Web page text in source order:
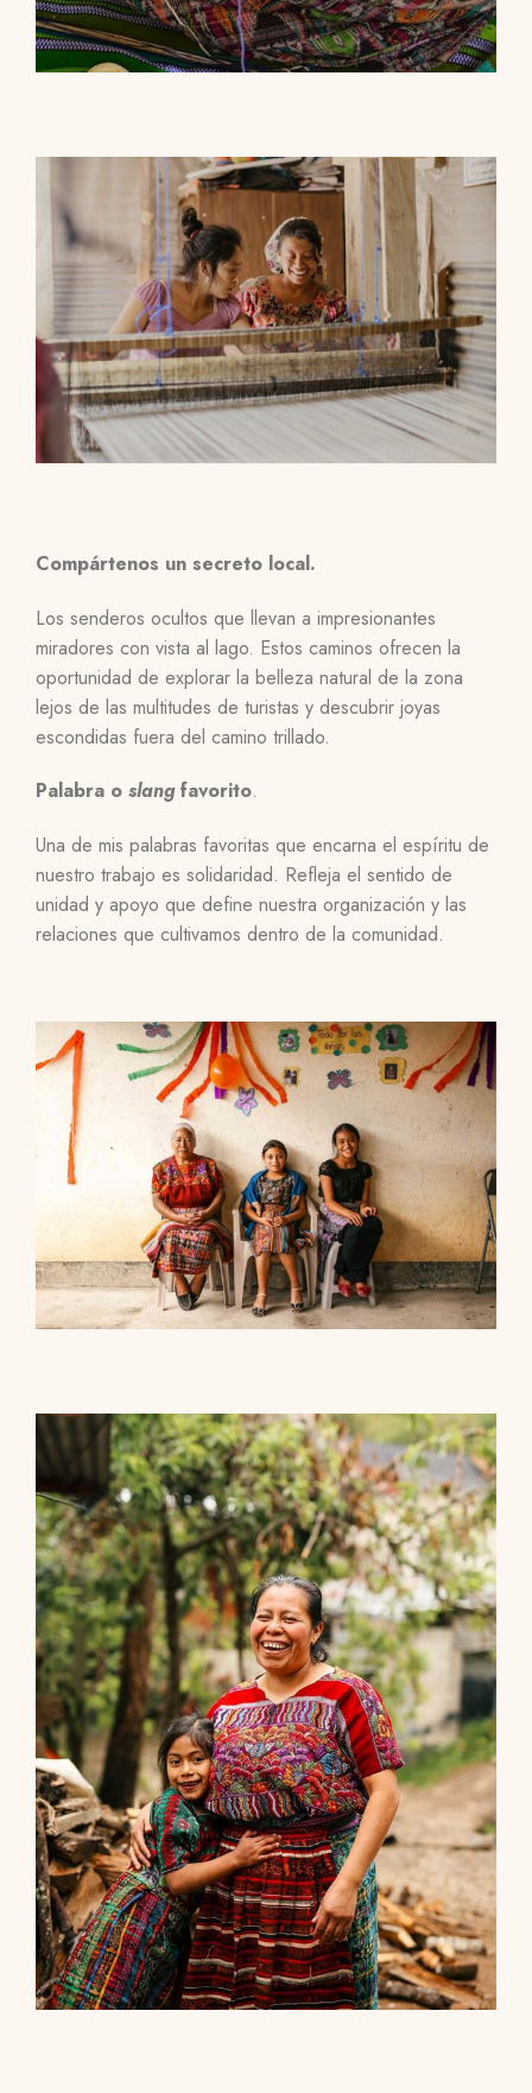
Compártenos un secreto local.
Los senderos ocultos que llevan a impresionantes
miradores con vista al lago. Estos caminos ofrecen la
oportunidad de explorar la belleza natural de la zona
lejos de las multitudes de turistas y descubrir joyas
escondidas fuera del camino trillado.
Palabra o slangfavorito.
Una de mis palabras favoritas que encarna el espíritu de
nuestro trabajo es solidaridad. Refleja el sentido de
unidad y apoyo que define nuestra organización y las
relaciones que cultivamos dentro de la comunidad.